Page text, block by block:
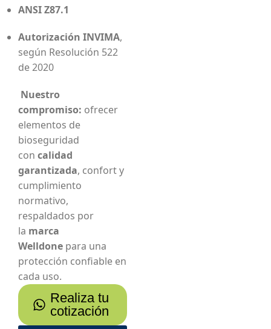
ANSI Z87.1
Autorización INVIMA,
según Resolución 522
de 2020
Nuestro
compromiso: ofrecer
elementos de
bioseguridad
con calidad
garantizada, confort y
cumplimiento
normativo,
respaldados por
la marca
Welldone para una
protección confiable en
cada uso.
Realiza tu
cotización